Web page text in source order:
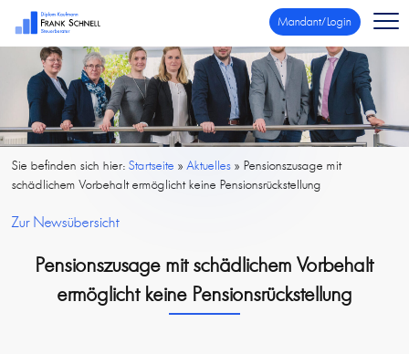
Mandant/Login
Sie befinden sich hier:Startseite »Aktuelles »Pensionszusage mit
schädlichem Vorbehalt ermöglicht keine Pensionsrückstellung
Zur Newsübersicht
Pensionszusage mit schädlichem Vorbehalt
ermöglicht keine Pensionsrückstellung